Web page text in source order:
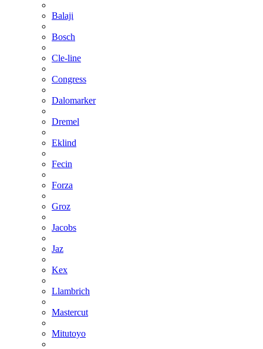
Balaji
Bosch
Cle-line
Congress
Dalomarker
Dremel
Eklind
Fecin
Forza
Groz
Jacobs
Jaz
Kex
Llambrich
Mastercut
Mitutoyo